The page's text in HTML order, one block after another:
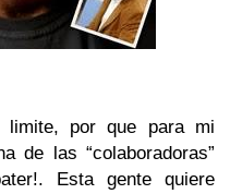
por que para mi
de las “colaboradoras”
Esta gente quiere